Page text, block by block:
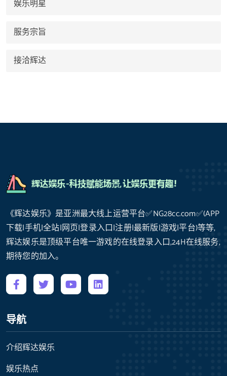
娱乐明星
服务宗旨
接洽辉达
《辉达娱乐》是亚洲最大线上运营平台✅NG28cc.com✅(APP
下载|手机|全站|网页|登录入口|注册|最新版|游戏|平台)等等,
辉达娱乐是顶级平台唯一游戏的在线登录入口,24H在线服务,
期待您的加入。
导航
介绍辉达娱乐
娱乐热点